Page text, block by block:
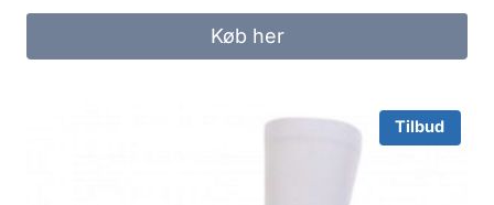
was:
is:
50.00 kr..
Køb her
Tilbud